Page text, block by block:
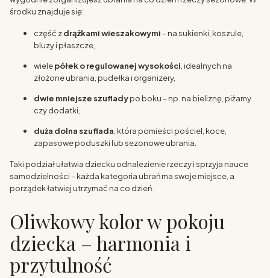
środku znajduje się:
część zdrążkami wieszakowymi – na sukienki, koszule,
bluzy i płaszcze,
wielepółek o regulowanej wysokości, idealnych na
złożone ubrania, pudełka i organizery,
dwie mniejsze szufladypo boku – np. na bieliznę, piżamy
czy dodatki,
duża dolna szuflada, która pomieści pościel, koce,
zapasowe poduszki lub sezonowe ubrania.
Taki podział ułatwia dziecku odnalezienie rzeczy i sprzyja nauce
samodzielności – każda kategoria ubrań ma swoje miejsce, a
porządek łatwiej utrzymać na co dzień.
Oliwkowy kolor w pokoju
dziecka – harmonia i
przytulność